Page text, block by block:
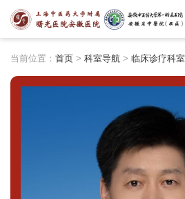
当前位置： 首页 > 科室导航 > 临床诊疗科室